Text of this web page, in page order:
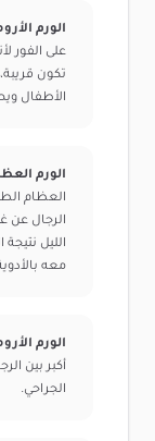
الورم
على الفور
تكون
الأطفال
الورم
العظام
الرجال عن
الليل
معه
الورم
أكبر بين
الجراحي.